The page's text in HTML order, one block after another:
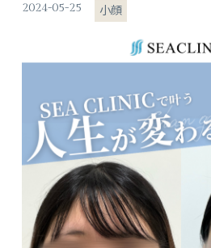
2024-05-25 小顔